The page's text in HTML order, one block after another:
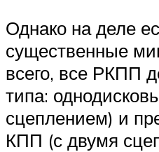
Однако на деле
существенные
всего, все РКПП
типа:
сцеплением) и
КПП (с двумя